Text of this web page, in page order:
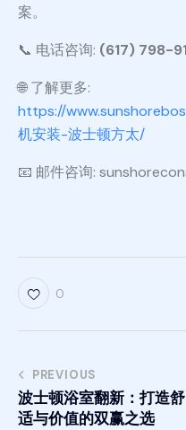
案。
📞 电话咨询: (617) 798-
🌐 了解更多:
https://
机安装-波士顿方太/
📧 邮件咨询:
0
PREVIOUS
波士顿浴室翻新：打造舒
适与价值的双赢之选